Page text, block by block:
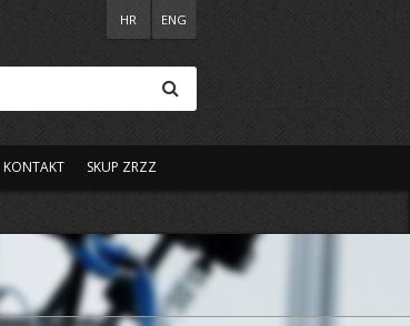
HR ENG
KONTAKT SKUP ZRZZ